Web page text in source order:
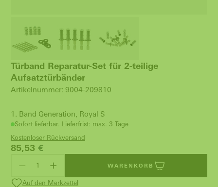
Türband Reparatur-Set für 2-teilige
Aufsatztürbänder
Artikelnummer: 9004-209810
1. Band Generation, Royal S
Sofort lieferbar. Lieferfrist: max. 3 Tage
Kostenloser Rückversand
85,53 €
WARENKORB
Auf den Merkzettel